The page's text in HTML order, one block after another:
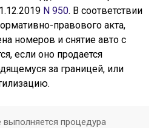
N 950. В соответствии
правового акта,
номеров и снятие авто с
если оно продается
за границей, или
выполняется процедура